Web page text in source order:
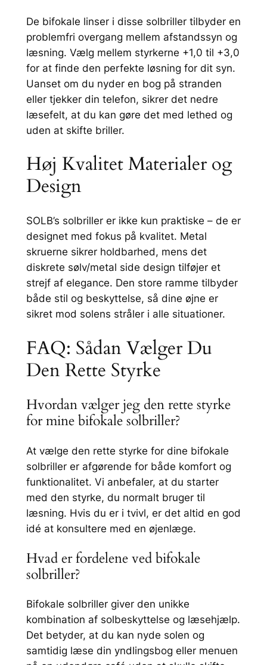
o
r
t
–
N
Y
C
8
0
i
f
o
k
a
l
a
t
l
De bifokale linser i disse solbriller tilbyder en
problemfri overgang mellem afstandssyn og
læsning. Vælg mellem styrkerne +1,0 til +3,0
for at finde den perfekte løsning for dit syn.
Uanset om du nyder en bog på stranden
eller tjekker din telefon, sikrer det nedre
læsefelt, at du kan gøre det med lethed og
uden at skifte briller.
Høj Kvalitet Materialer og
Design
SOLB’s solbriller er ikke kun praktiske – de er
designet med fokus på kvalitet. Metal
skruerne sikrer holdbarhed, mens det
diskrete sølv/metal side design tilføjer et
strejf af elegance. Den store ramme tilbyder
både stil og beskyttelse, så dine øjne er
sikret mod solens stråler i alle situationer.
FAQ: Sådan Vælger Du
Den Rette Styrke
Hvordan vælger jeg den rette styrke
for mine bifokale solbriller?
At vælge den rette styrke for dine bifokale
solbriller er afgørende for både komfort og
funktionalitet. Vi anbefaler, at du starter
med den styrke, du normalt bruger til
læsning. Hvis du er i tvivl, er det altid en god
idé at konsultere med en øjenlæge.
Hvad er fordelene ved bifokale
solbriller?
Bifokale solbriller giver den unikke
kombination af solbeskyttelse og læsehjælp.
Det betyder, at du kan nyde solen og
samtidig læse din yndlingsbog eller menuen